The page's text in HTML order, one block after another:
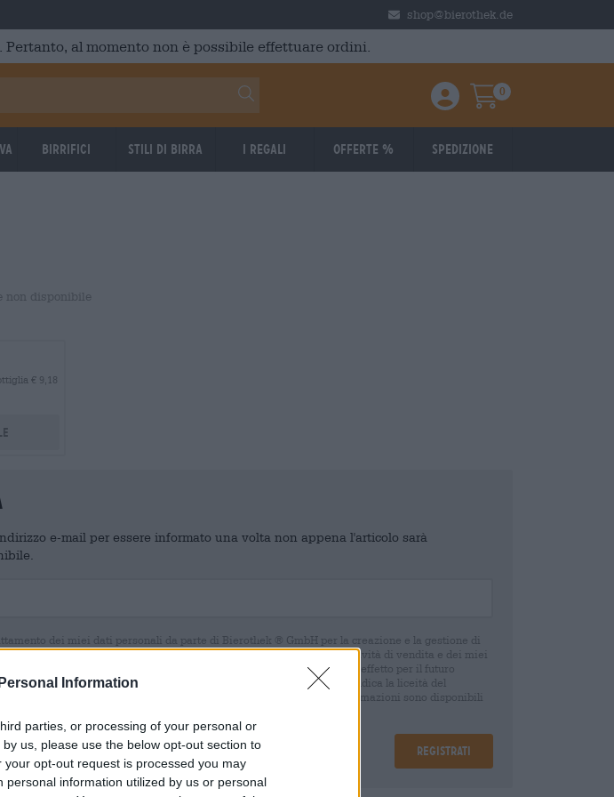
Information
parties, or processing of your personal or
us, please use the below opt-out section to
opt-out request is processed you may
information utilized by us or personal
shop@bierothek.de
al momento non è possibile effettuare ordini.
Einloggen / Anmelden
Warenkorb
0
Birrifici Stili di birra I regali Offerte % Spedizione
non disponibile
€ 9,18
e-mail per essere informato una volta non appena l'articolo sarà
dei miei dati personali da parte di Bierothek ® GmbH per la creazione e la gestione di
account cliente fornisce una panoramica e un controllo delle mie attività di vendita e dei miei
di poter revocare questo consenso in qualsiasi momento con effetto per il futuro
La informiamo che la revoca del consenso non pregiudica la liceità del
base del suo consenso fino al momento della revoca. Ulteriori informazioni sono disponibili
Registrati